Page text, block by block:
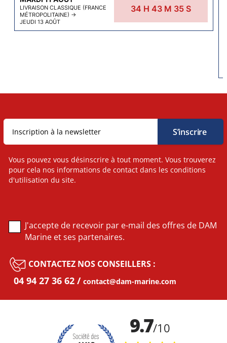
LIVRAISON CLASSIQUE (FRANCE
MÉTROPOLITAINE) →
JEUDI 13 AOÛT
34 H 43M 34 S
Vous pouvez vous désinscrire à tout moment. Vous trouverez
pour cela nos informations de contact dans les conditions
d'utilisation du site.
J'accepte de recevoir par e-mail des offres de DAM
Marine et ses partenaires.
CONTACTEZ NOS CONSEILLERS :
04 94 27 36 62 contact@dam-marine.com